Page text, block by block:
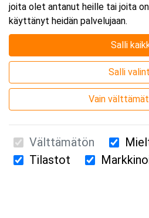
Suomen Ensiapukoulutus Oy /
joita olet antanut heille tai joita
käyttänyt heidän palvelujaan.
Salli
Salli
Vain
Välttämätön
Tilastot